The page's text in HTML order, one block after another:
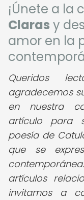
¡Únete a la
Claras y
amor en la
Queridos
agradecemos
en nuestra
artículo para
poesía de
que se
artículos
invitamos a